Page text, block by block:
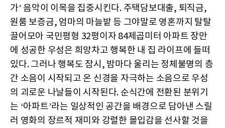
가’ 음악이 이목을 집중시킨다. 주택담보대출, 퇴직금,
원룸 보증금, 엄마의 마늘밭 등 그야말로 영혼까지 탈탈
끌어모아 국민평형 32평이자 84제곱미터 아파트 장만
에 성공한 우성은 희망차고 행복한 내 집 라이프에 들떠
있다. 그러나 행복도 잠시, 밤마다 울리는 정체불명의 층
간 소음이 시작되고 온 신경을 자극하는 소음으로 우성
의 괴로운 나날들이 시작된다. 순식간에 전환된 분위기
는 ‘아파트’라는 일상적인 공간을 배경으로 담아낸 스릴
러 영화의 장르적 재미와 강렬한 몰입감을 선사할 것을